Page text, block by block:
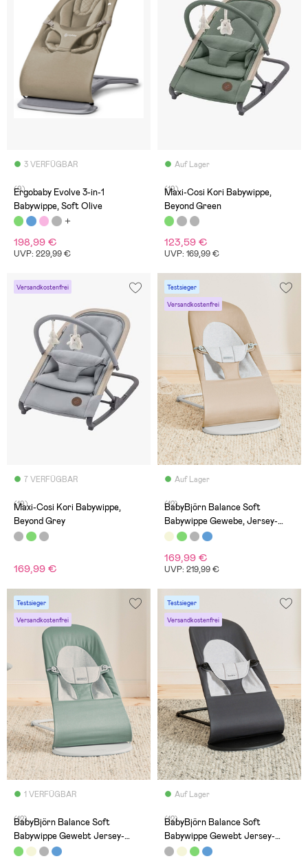
3 VERFÜGBAR
(9)
Ergobaby Evolve 3-in-1
Babywippe, Soft Olive
198,99 €
UVP: 229,99 €
Auf Lager
(19)
Maxi-Cosi Kori Babywippe,
Beyond Green
123,59 €
UVP: 169,99 €
Versandkostenfrei
7 VERFÜGBAR
(19)
Maxi-Cosi Kori Babywippe,
Beyond Grey
169,99 €
Testsieger
Versandkostenfrei
Auf Lager
(12)
BabyBjörn Balance Soft
Babywippe Gewebe, Jersey-
Stoff, Beige/Grau
169,99 €
UVP: 219,99 €
Testsieger
Versandkostenfrei
1 VERFÜGBAR
(12)
BabyBjörn Balance Soft
Babywippe Gewebt Jersey-
Stoff, Grün/Grau
Testsieger
Versandkostenfrei
Auf Lager
(12)
BabyBjörn Balance Soft
Babywippe Gewebt Jersey-
Stoff, Dunkelgrau/Grau